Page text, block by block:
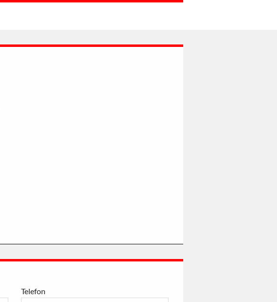
Telefon